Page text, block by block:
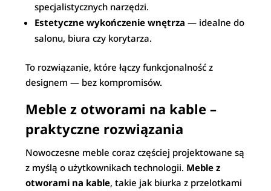
specjalistycznych narzędzi.
Estetyczne wykończenie wnętrza — idealne do
salonu, biura czy korytarza.
To rozwiązanie, które łączy funkcjonalność z
designem — bez kompromisów.
Meble z otworami na kable –
praktyczne rozwiązania
Nowoczesne meble coraz częściej projektowane są
z myślą o użytkownikach technologii. Meble z
otworami na kable, takie jak biurka z przelotkami